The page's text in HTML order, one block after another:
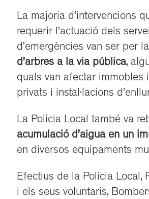
La majoria d’intervencions
requerir l’actuació dels
d’emergències van ser per la
d’arbres a la via pública,
quals van afectar immobles
privats i instal·lacions
La Policia Local també va
acumulació d’aigua en un
en diversos equipaments
Efectius de la Policia Local,
i els seus voluntaris,